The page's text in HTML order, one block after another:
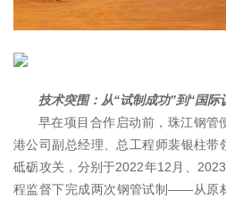
技术突围：从“试制成功”到“国际
早在项目合作启动前，珠江钢管
港公司副总经理、总工程师裴银柱带
砥砺攻关，分别于2022年12月、
程监督下完成两次钢管试制——从原